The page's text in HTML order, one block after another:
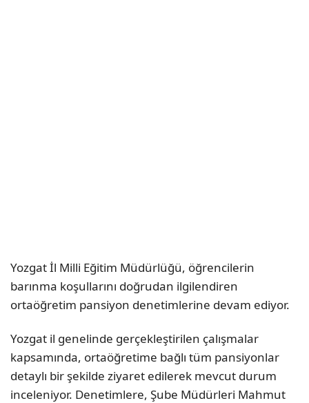
Yozgat İl Milli Eğitim Müdürlüğü, öğrencilerin
barınma koşullarını doğrudan ilgilendiren
ortaöğretim pansiyon denetimlerine devam ediyor.
Yozgat il genelinde gerçekleştirilen çalışmalar
kapsamında, ortaöğretime bağlı tüm pansiyonlar
detaylı bir şekilde ziyaret edilerek mevcut durum
inceleniyor. Denetimlere, Şube Müdürleri Mahmut